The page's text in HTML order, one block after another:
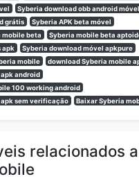
Syberia download obb android móvel
grátis
Syberia APK beta móvel
mobile beta
Syberia mobile beta
apk
Syberia download móvel apkpure
mobile
download Syberia mobile
android
100 working android
sem verificação
Baixar Syberia
relacionados a